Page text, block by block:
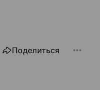
Поделиться